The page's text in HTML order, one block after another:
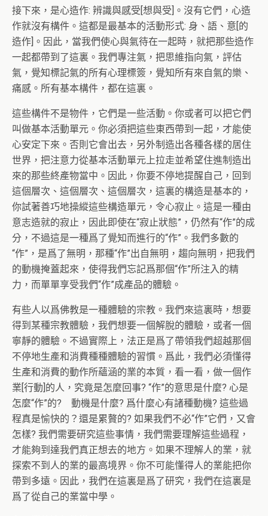
接下來，是心造作: 辨識與感受[想與受]。沒有它們，心造
作就沒有構件。這都是最基本的活動形式: 身、語、意[的
造作]。因此，當我們使心與氣待在一起時，就把那些造作
一起都帶到了這裏。我們專注氣，把思維指向氣，評估
氣，覺知標記氣的所有心理標簽，覺知所有來自氣的樂、
痛感。所有基本構件，都在這裏。
這些構件不是物件，它們是一些活動。你或者可以把它們
叫做基本活動單元。你必須把這些東西帶到一起，才能使
心安定下來。否則它會出去，另外制造出各種各樣的居住
世界，把注意力從基本活動單元上拉走並希望住進制造出
來的那些終產物當中。因此，你要不停地提醒自己，回到
這個層次、這個層次、這個層次，這裏的構造是基本的，
你試著善巧地操縱這些構造單元，令心寂止。這是一種由
意志造就的寂止，因此即使在“寂止狀態”，仍然有“作”的成
分，不過這是一種爲了覺知而進行的“作”。我們多數的
“作”，是爲了無明，那種“作”出自無明，趨向無明，把我們
的動機掩蓋起來，使得我們忘記爲那個“作”所注入的精
力，而單單享受我們“作”成產品的體驗。
有些人以爲佛教是一種體驗的宗教。我們來這裏時，想要
得到某種宗教體驗，我們想要一個解脫的體驗，或者一個
寧靜的體驗。不過實際上，法正是爲了帶領我們超越那個
不停地生產和消費種種體驗的習慣。爲此，我們必須懂得
生產和消費的動作所蘊涵的業的本質，看一看，做一個作
業[行動]的人，究竟是怎麼回事? “作”的意思是什麼? 心是
怎麼“作”的? 動機是什麼? 爲什麼心有諸種動機? 這些過
程真是愉快的？還是累贅的? 如果我們不必“作”它們，又會
怎樣? 我們需要研究這些事情，我們需要理解這些過程，
才能夠到達我們真正想去的地方。如果不理解人的業，就
探索不到人的業的最高境界。你不可能懂得人的業能把你
帶到多遠。因此，我們在這裏是爲了研究，我們在這裏是
爲了從自己的業當中學。